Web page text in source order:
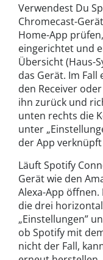
Verwendest Du
Chromecast-
Home-App
eingerichtet und
Übersicht (Haus-
das Gerät. Im
den Receiver
ihn zurück und
unten rechts die
unter
der App
Läuft Spotify
Gerät wie den
Alexa-App
die drei
„Einstellungen”
ob Spotify mit
nicht der Fall,